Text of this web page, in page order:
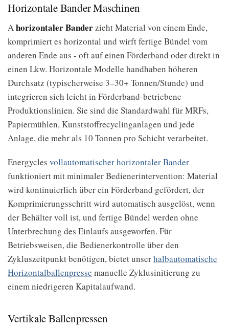
Horizontale Bander Maschinen
Ahorizontaler Banderzieht Material von einem Ende,
komprimiert es horizontal und wirft fertige Bündel vom
anderen Ende aus - oft auf einen Förderband oder direkt in
einen Lkw. Horizontale Modelle handhaben höheren
Durchsatz (typischerweise 3–30+ Tonnen/Stunde) und
integrieren sich leicht in Förderband-betriebene
Produktionslinien. Sie sind die Standardwahl für MRFs,
Papiermühlen, Kunststoffrecyclinganlagen und jede
Anlage, die mehr als 10 Tonnen pro Schicht verarbeitet.
Energycles vollautomatischer horizontaler Bander
funktioniert mit minimaler Bedienerintervention: Material
wird kontinuierlich über ein Förderband gefördert, der
Komprimierungsschritt wird automatisch ausgelöst, wenn
der Behälter voll ist, und fertige Bündel werden ohne
Unterbrechung des Einlaufs ausgeworfen. Für
Betriebsweisen, die Bedienerkontrolle über den
Zykluszeitpunkt benötigen, bietet unserhalbautomatische
Horizontalballenpresse manuelle Zyklusinitierung zu
einem niedrigeren Kapitalaufwand.
Vertikale Ballenpressen